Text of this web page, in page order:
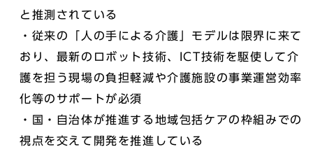
と推測されている
・従来の「人の手による介護」モデルは限界に来て
おり、最新のロボット技術、ICT技術を駆使して介
護を担う現場の負担軽減や介護施設の事業運営効率
化等のサポートが必須
・国・自治体が推進する地域包括ケアの枠組みでの
視点を交えて開発を推進している